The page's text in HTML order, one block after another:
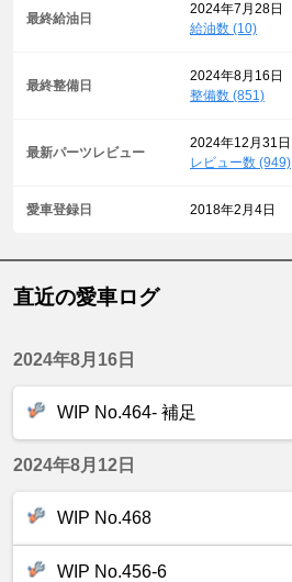
最終給油日
2024年7月28日
給油数 (10)
最終整備日
2024年8月16日
整備数 (851)
最新パーツレビュー
2024年12月31日
レビュー数 (949)
愛車登録日 2018年2月4日
直近の愛車ログ
2024年8月16日
WIP No.464- 補足
2024年8月12日
WIP No.468
WIP No.456-6